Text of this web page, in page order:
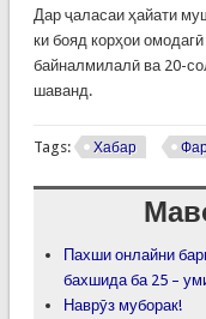
Дар ҷаласаи ҳайати
ки бояд корҳои
байналмилалӣ ва 20-
шаванд.
Tags: Хабар
Пахши онлайни
бахшида ба 25 –
Наврӯз муборак!